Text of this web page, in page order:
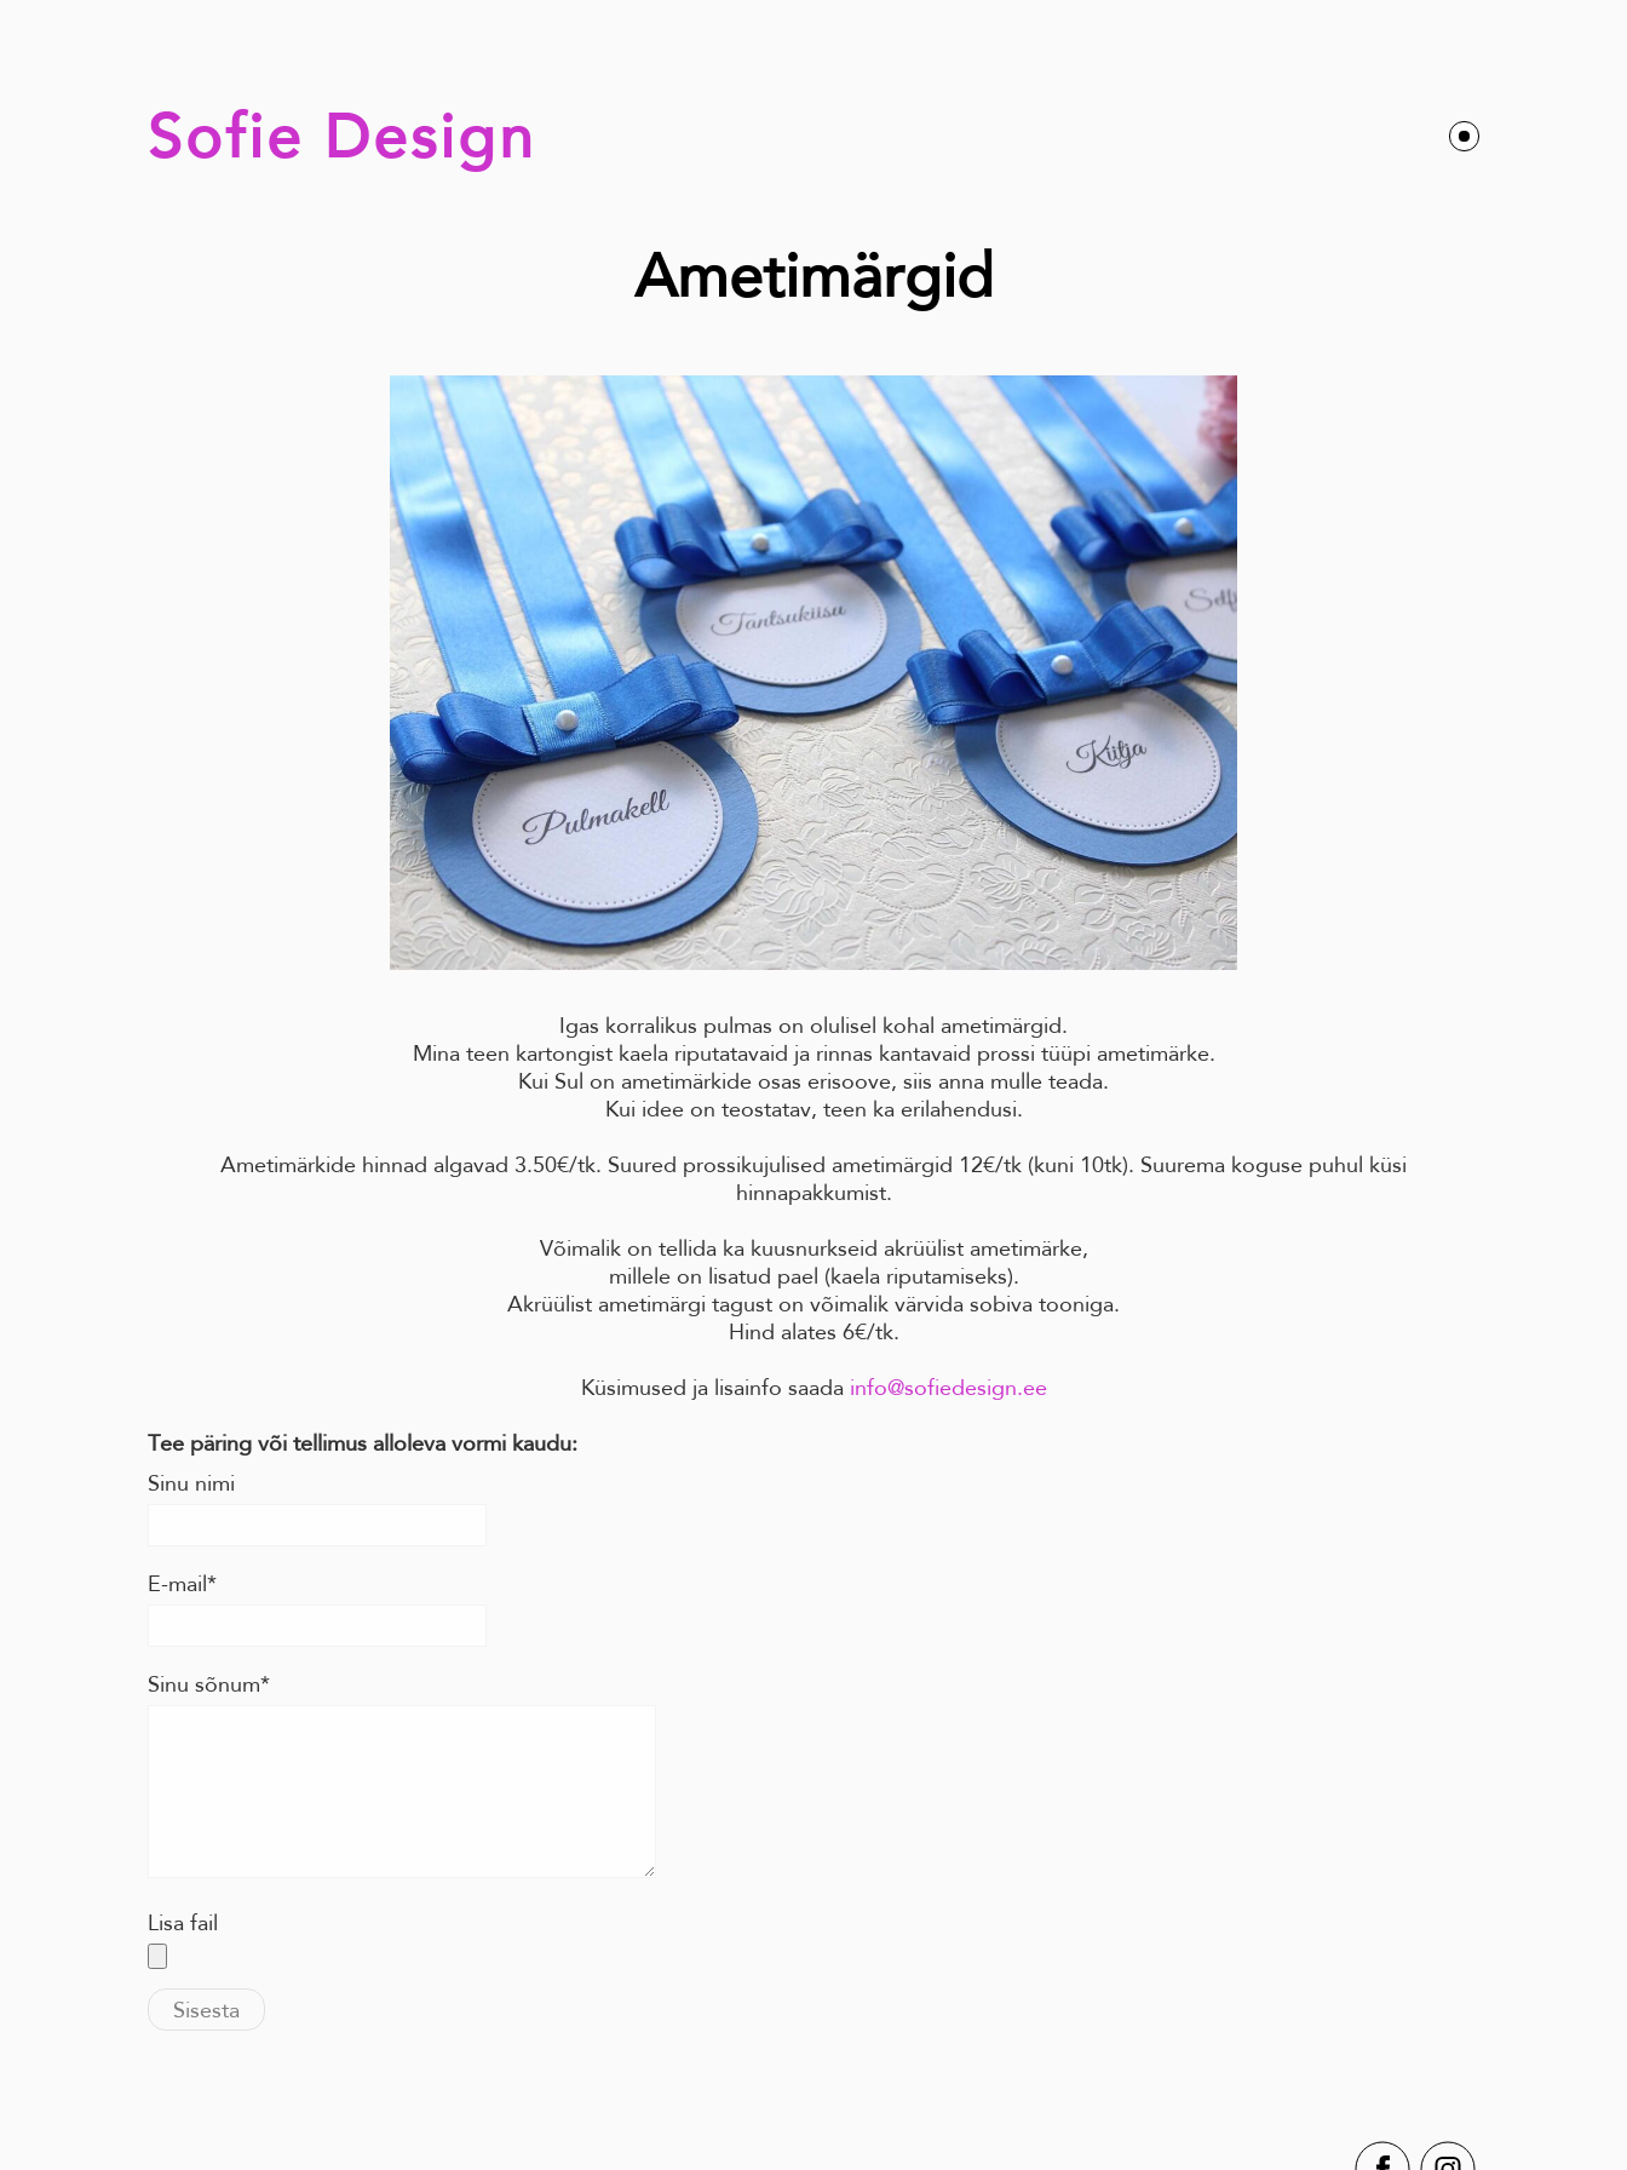
Sofie Design
Ametimärgid
Igas korralikus pulmas on olulisel kohal ametimärgid.
Mina teen kartongist kaela riputatavaid ja rinnas kantavaid prossi tüüpi ametimärke.
Kui Sul on ametimärkide osas erisoove, siis anna mulle teada.
Kui idee on teostatav, teen ka erilahendusi.
Ametimärkide hinnad algavad 3.50€/tk. Suured prossikujulised ametimärgid 12€/tk (kuni 10tk). Suurema koguse puhul küsi
hinnapakkumist.
Võimalik on tellida ka kuusnurkseid akrüülist ametimärke,
millele on lisatud pael (kaela riputamiseks).
Akrüülist ametimärgi tagust on võimalik värvida sobiva tooniga.
Hind alates 6€/tk.
Küsimused ja lisainfo saada info@sofiedesign.ee
Tee päring või tellimus alloleva vormi kaudu:
Sinu nimi
E-mail
Sinu sõnum
Lisa fail